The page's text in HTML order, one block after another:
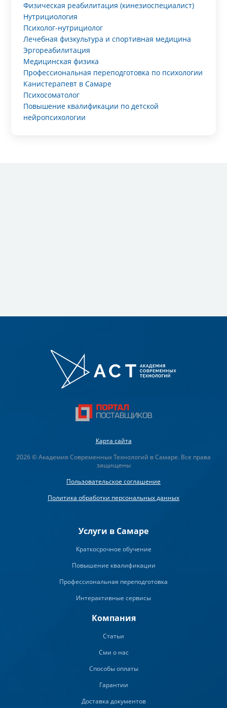
Физическая реабилитация (кинезиоспециалист)
Нутрициология
Психолог-нутрициолог
Лечебная физкультура и спортивная медицина
Эргореабилитация
Медицинская физика
Профессиональная переподготовка по психологии
Канистерапевт в Самаре
Психосоматолог
Повышение квалификации по детской
нейропсихологии
Карта сайта
2026 © Академия Современных Технологий в Самаре. Все права
защищены
Пользовательское соглашение
Политика обработки персональных данных
Услуги в Самаре
Краткосрочное обучение
Повышение квалификации
Профессиональная переподготовка
Интерактивные сервисы
Компания
Статьи
Сми о нас
Способы оплаты
Гарантии
Доставка документов